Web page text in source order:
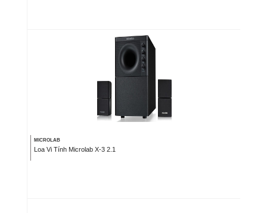
MICROLAB
Loa Vi Tính Microlab X-3 2.1